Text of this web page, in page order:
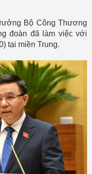
Bộ Công Thương
đoàn đã làm việc với
tại miền Trung.